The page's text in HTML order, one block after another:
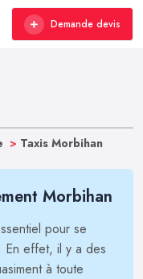
Demande devis
> Taxis Morbihan
Morbihan
pour se
En effet, il y a des
à toute